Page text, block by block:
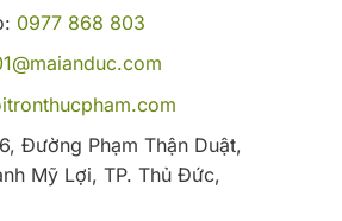
0977 868 803
Đường Phạm Thận Duật,
Mỹ Lợi, TP. Thủ Đức,